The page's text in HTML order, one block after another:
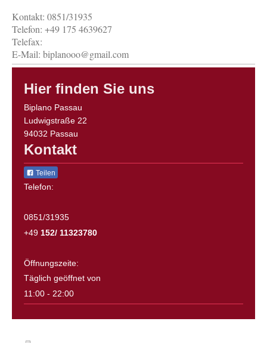
Kontakt: 0851/31935
Telefon: +49 175 4639627
Telefax:
E-Mail: biplanooo@gmail.com
Hier finden Sie uns
Biplano Passau
Ludwigstraße 22
94032 Passau
Kontakt
Teilen
Telefon:
0851/31935
+49 152/ 11323780
Öffnungszeite:
Täglich geöffnet von
11:00 - 22:00